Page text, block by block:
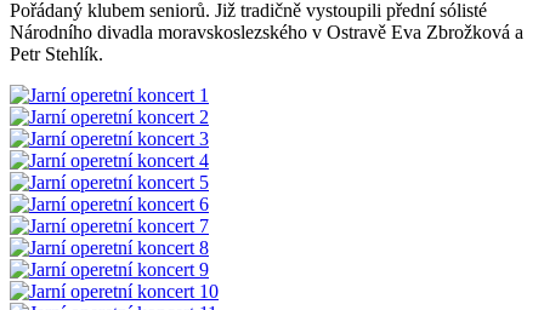
Pořádaný klubem seniorů. Již tradičně vystoupili přední sólisté
Národního divadla moravskoslezského v Ostravě Eva Zbrožková a
Petr Stehlík.